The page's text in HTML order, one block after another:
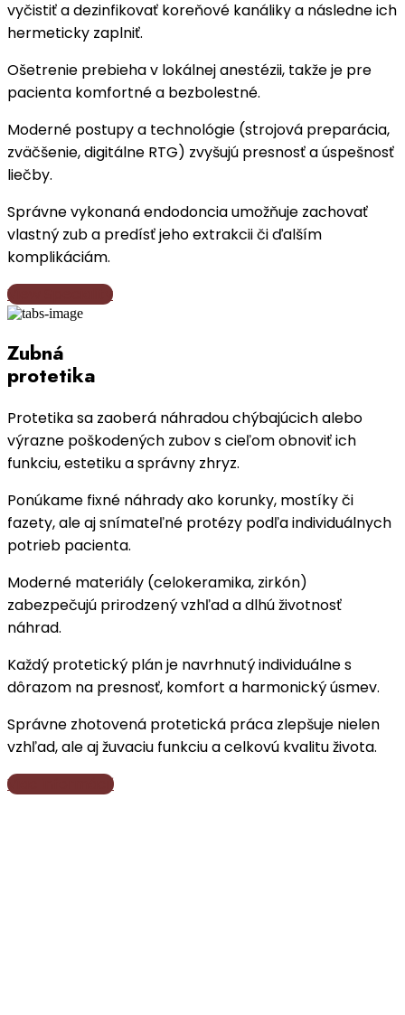
vyčistiť a dezinfikovať koreňové kanáliky a následne ich
hermeticky zaplniť.
Ošetrenie prebieha v lokálnej anestézii, takže je pre
pacienta komfortné a bezbolestné.
Moderné postupy a technológie (strojová preparácia,
zväčšenie, digitálne RTG) zvyšujú presnosť a úspešnosť
liečby.
Správne vykonaná endodoncia umožňuje zachovať
vlastný zub a predísť jeho extrakcii či ďalším
komplikáciám.
View Speciality
Zubná
protetika
Protetika sa zaoberá náhradou chýbajúcich alebo
výrazne poškodených zubov s cieľom obnoviť ich
funkciu, estetiku a správny zhryz.
Ponúkame fixné náhrady ako korunky, mostíky či
fazety, ale aj snímateľné protézy podľa individuálnych
potrieb pacienta.
Moderné materiály (celokeramika, zirkón)
zabezpečujú prirodzený vzhľad a dlhú životnosť
náhrad.
Každý protetický plán je navrhnutý individuálne s
dôrazom na presnosť, komfort a harmonický úsmev.
Správne zhotovená protetická práca zlepšuje nielen
vzhľad, ale aj žuvaciu funkciu a celkovú kvalitu života.
Viac informácií